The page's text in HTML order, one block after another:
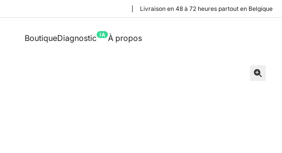
Livraison en 48 à 72 heures partout en Belgique
BoutiqueDiagnostic IA À propos